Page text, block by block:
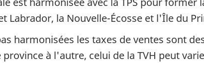
Labrador, la Nouvelle-Écosse et l'Île du
harmonisées les taxes de ventes sont
province à l'autre, celui de la TVH peut